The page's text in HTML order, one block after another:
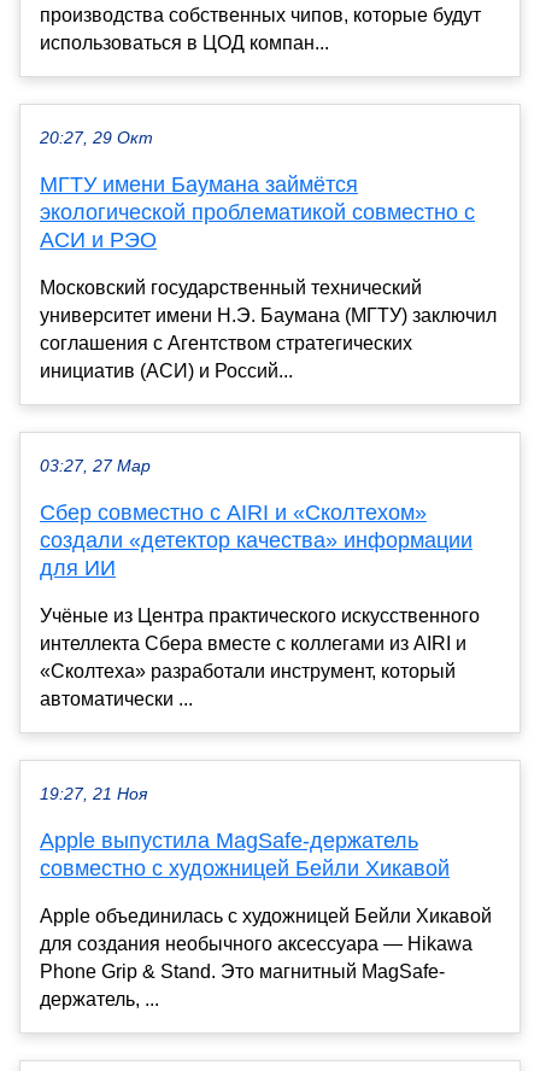
производства собственных чипов, которые будут
использоваться в ЦОД компан...
20:27, 29 Окт
МГТУ имени Баумана займётся
экологической проблематикой совместно с
АСИ и РЭО
Московский государственный технический
университет имени Н.Э. Баумана (МГТУ) заключил
соглашения с Агентством стратегических
инициатив (АСИ) и Россий...
03:27, 27 Мар
Сбер совместно с AIRI и «Сколтехом»
создали «детектор качества» информации
для ИИ
Учёные из Центра практического искусственного
интеллекта Сбера вместе с коллегами из AIRI и
«Сколтеха» разработали инструмент, который
автоматически ...
19:27, 21 Ноя
Apple выпустила MagSafe-держатель
совместно с художницей Бейли Хикавой
Apple объединилась с художницей Бейли Хикавой
для создания необычного аксессуара — Hikawa
Phone Grip & Stand. Это магнитный MagSafe-
держатель, ...